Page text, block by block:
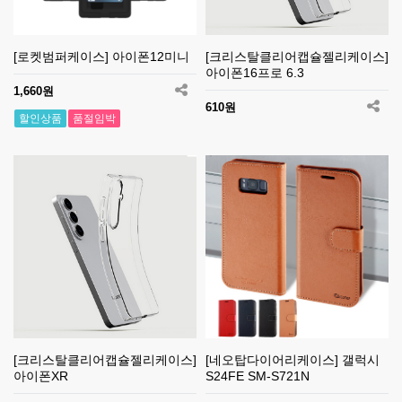
[로켓범퍼케이스] 아이폰12미니
1,660원
할인상품 품절임박
[크리스탈클리어캡슐젤리케이스]
아이폰16프로 6.3
610원
[크리스탈클리어캡슐젤리케이스]
아이폰XR
[네오탑다이어리케이스] 갤럭시
S24FE SM-S721N